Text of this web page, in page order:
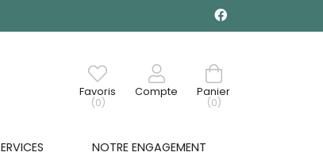
Favoris
(0)
Compte
Panier
(0)
NOTRE ENGAGEMENT